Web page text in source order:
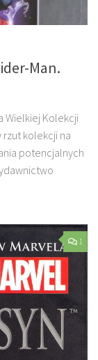
Man.
Wielkiej Kolekcji
rzut kolekcji na
potencjalnych
1